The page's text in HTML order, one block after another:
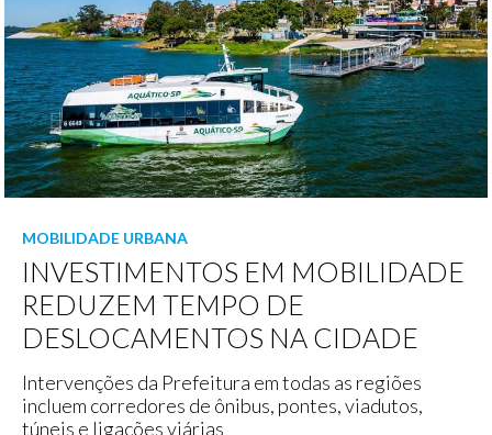
MOBILIDADE URBANA
INVESTIMENTOS EM MOBILIDADE
REDUZEM TEMPO DE
DESLOCAMENTOS NA CIDADE
Intervenções da Prefeitura em todas as regiões
incluem corredores de ônibus, pontes, viadutos,
túneis e ligações viárias